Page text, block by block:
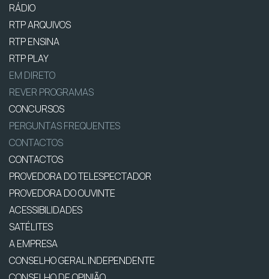
RÁDIO
RTP ARQUIVOS
RTP ENSINA
RTP PLAY
EM DIRETO
REVER PROGRAMAS
CONCURSOS
PERGUNTAS FREQUENTES
CONTACTOS
CONTACTOS
PROVEDORA DO TELESPECTADOR
PROVEDORA DO OUVINTE
ACESSIBILIDADES
SATÉLITES
A EMPRESA
CONSELHO GERAL INDEPENDENTE